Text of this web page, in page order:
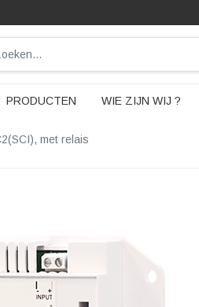
PRODUCTEN WIE ZIJN WIJ ?
met relais